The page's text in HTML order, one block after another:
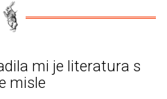
mi je literatura s
misle